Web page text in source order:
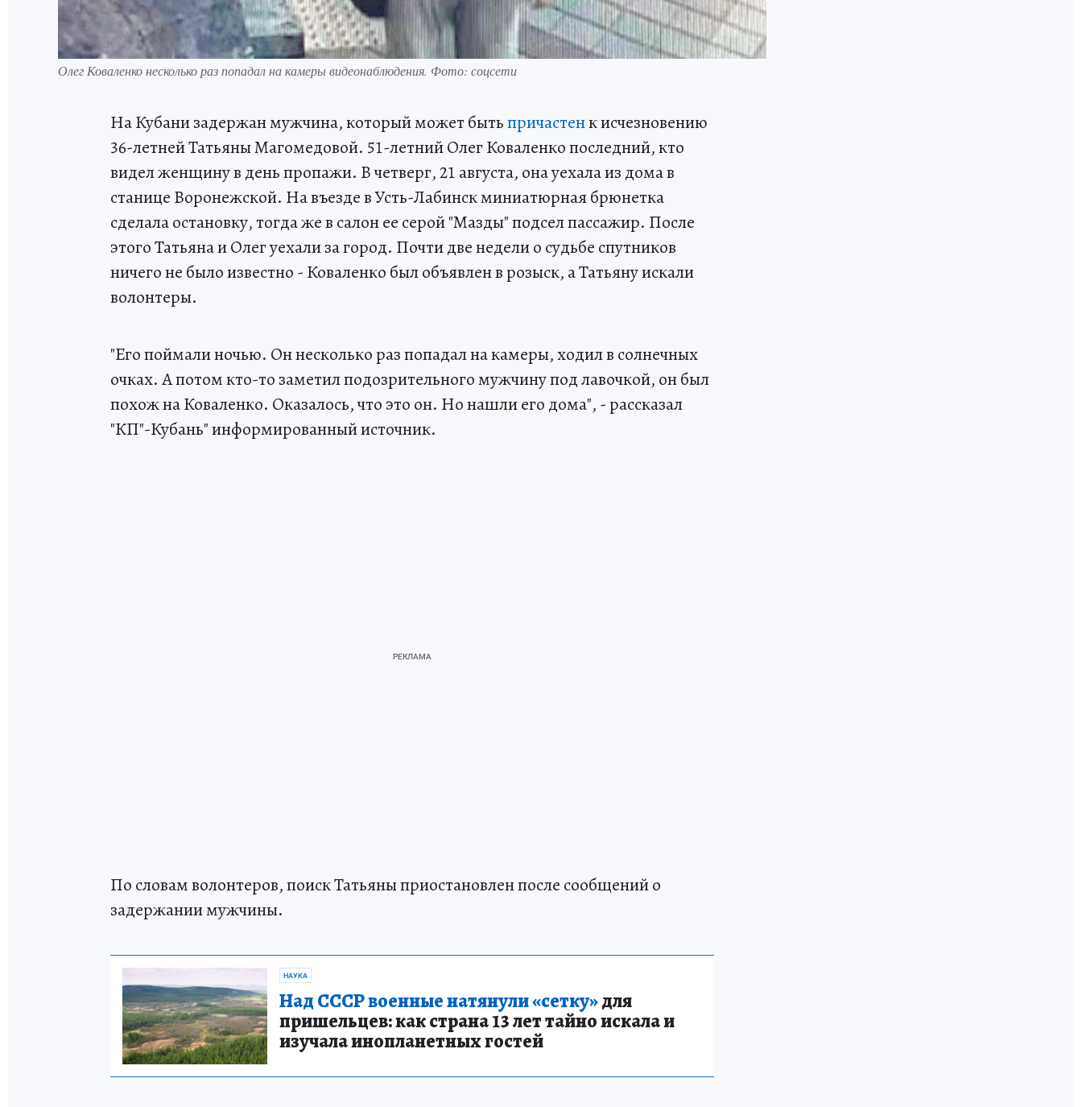
Олег Коваленко несколько раз попадал на камеры видеонаблюдения. Фото: соцсети
На Кубани задержан мужчина, который может бытьпричастенк исчезновению
36-летней Татьяны Магомедовой. 51-летний Олег Коваленко последний, кто
видел женщину в день пропажи. В четверг, 21 августа, она уехала из дома в
станице Воронежской. На въезде в Усть-Лабинск миниатюрная брюнетка
сделала остановку, тогда же в салон ее серой "Мазды" подсел пассажир. После
этого Татьяна и Олег уехали за город. Почти две недели о судьбе спутников
ничего не было известно - Коваленко был объявлен в розыск, а Татьяну искали
волонтеры.
"Его поймали ночью. Он несколько раз попадал на камеры, ходил в солнечных
очках. А потом кто-то заметил подозрительного мужчину под лавочкой, он был
похож на Коваленко. Оказалось, что это он. Но нашли его дома", - рассказал
"КП"-Кубань" информированный источник.
По словам волонтеров, поиск Татьяны приостановлен после сообщений о
задержании мужчины.
НАУКА
Над СССР военные натянули «сетку»для
пришельцев: как страна 13 лет тайно искала и
изучала инопланетных гостей